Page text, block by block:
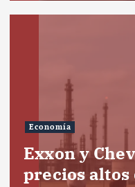
Economía
Exxon y
precios